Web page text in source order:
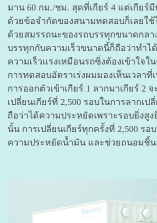
มาน 60 กม./ชม. สุดที่เกียร์ 4 แต่เกียร์
ด้วยข้อจำกัดของสนามทดสอบก็เลยใช้
ด้วยสมรรถนะของรถบรรทุกขนาดกลา
บรรทุกกับความเร็วขนาดนี้ก็ถือว่าทำไ
ความเร็วแรงเหมือนรถซิ่งต้องเข้าใจใ
การทดสอบอัตราเร่งผมมองเห็นเวลาที่
การออกตัวเข้าเกียร์ 1 ลากมาเกียร์ 2
เปลี่ยนเกียร์ที่ 2,500 รอบในการลากเป
ถือว่าได้ความประหยัดเพราะรอบยิ่งสู
นั้น การเปลี่ยนเกียร์ทุกครั้งที่ 2,500 รอ
ความประหยัดน้ำมัน และช่วยถนอมชิ้